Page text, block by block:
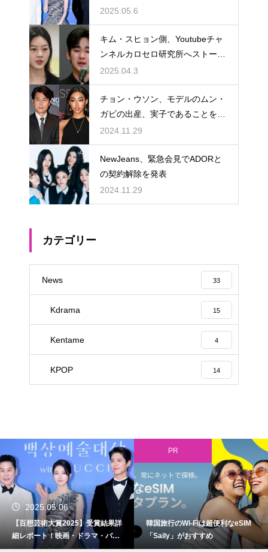
ラエティ・演劇を彩った栄光の夜
2025.05.6
キム・スヒョン側、Youtubeチャ
ンネルカロセロ研究所へストーキ
ング処罰法違反追加告訴へ
2025.04.3
チョン・ウソン、モデルのムン・
ガビの出産、実子であることを認
める
2024.11.29
NewJeans、緊急会見でADORと
の契約解除を発表
2024.11.29
カテゴリー
News 33
Kdrama 15
Kentame 4
KPOP 14
2025.05.06
【百想芸術大賞2025】受賞結果詳
細レポート！映画・ドラマ・バラ
エティ・演劇を彩った栄光の夜
PR
韓国旅行のWi-Fiは超便利なeSIM
「Saily」がおすすめ